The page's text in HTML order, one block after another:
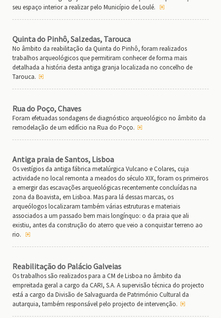
seu espaço interior a realizar pelo Município de Loulé.
Quinta do Pinhô, Salzedas, Tarouca
No âmbito da reabilitação da Quinta do Pinhô, foram realizados
trabalhos arqueológicos que permitiram conhecer de forma mais
detalhada a história desta antiga granja localizada no concelho de
Tarouca.
Rua do Poço, Chaves
Foram efetuadas sondagens de diagnóstico arqueológico no âmbito da
remodelação de um edifício na Rua do Poço.
Antiga praia de Santos, Lisboa
Os vestígios da antiga fábrica metalúrgica Vulcano e Colares, cuja
actividade no local remonta a meados do século XIX, foram os primeiros
a emergir das escavações arqueológicas recentemente concluídas na
zona da Boavista, em Lisboa. Mas para lá dessas marcas, os
arqueólogos localizaram também várias estruturas e materiais
associados a um passado bem mais longínquo: o da praia que ali
existiu, antes da construção do aterro que veio a conquistar terreno ao
rio.
Reabilitação do Palácio Galveias
Os trabalhos são realizados para a CM de Lisboa no âmbito da
empreitada geral a cargo da CARI, S.A. A supervisão técnica do projecto
está a cargo da Divisão de Salvaguarda de Património Cultural da
autarquia, também responsável pelo projecto de intervenção.